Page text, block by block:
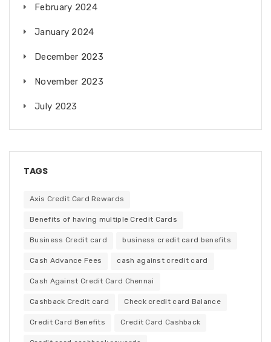
February 2024
January 2024
December 2023
November 2023
July 2023
TAGS
Axis Credit Card Rewards
Benefits of having multiple Credit Cards
Business Credit card business credit card benefits
Cash Advance Fees cash against credit card
Cash Against Credit Card Chennai
Cashback Credit card Check credit card Balance
Credit Card Benefits Credit Card Cashback